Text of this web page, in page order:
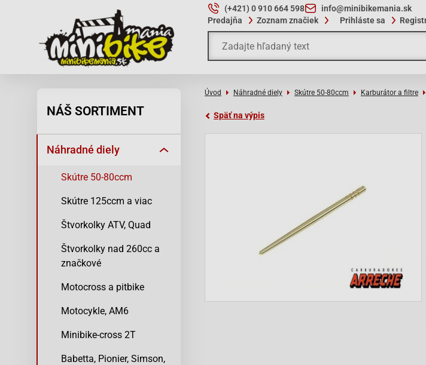
(+421) 0 910 664 598
info@minibikemania.sk
Predajňa
Zoznam značiek Prihláste sa
NÁŠ SORTIMENT
Náhradné diely
Skútre 50-80ccm
Skútre 125ccm a viac
Štvorkolky ATV, Quad
Štvorkolky nad 260cc a
značkové
Motocross a pitbike
Motocykle, AM6
Minibike-cross 2T
Babetta, Pionier, Simson,
Úvod Náhradné diely Skútre 50-80ccm Karburátor a filtre
Späť na výpis